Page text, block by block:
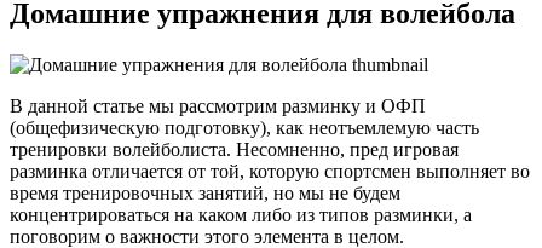
Домашние упражнения для волейбола
В данной статье мы рассмотрим разминку и ОФП
(общефизическую подготовку), как неотъемлемую часть
тренировки волейболиста. Несомненно, пред игровая
разминка отличается от той, которую спортсмен выполняет во
время тренировочных занятий, но мы не будем
концентрироваться на каком либо из типов разминки, а
поговорим о важности этого элемента в целом.